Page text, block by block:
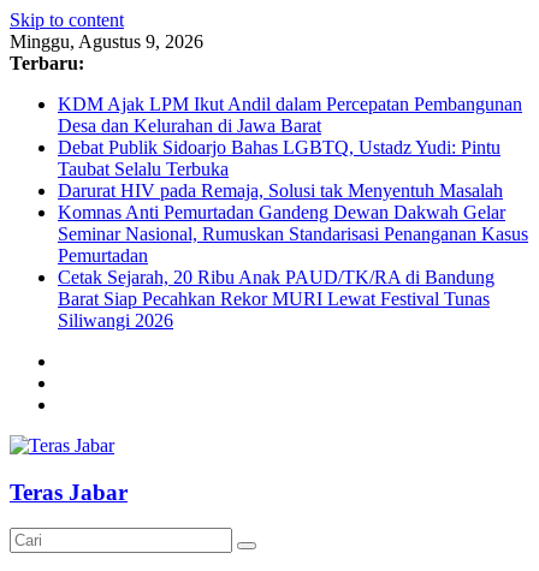
Skip to content
Minggu, Agustus 9, 2026
Terbaru:
KDM Ajak LPM Ikut Andil dalam Percepatan Pembangunan
Desa dan Kelurahan di Jawa Barat
Debat Publik Sidoarjo Bahas LGBTQ, Ustadz Yudi: Pintu
Taubat Selalu Terbuka
Darurat HIV pada Remaja, Solusi tak Menyentuh Masalah
Komnas Anti Pemurtadan Gandeng Dewan Dakwah Gelar
Seminar Nasional, Rumuskan Standarisasi Penanganan Kasus
Pemurtadan
Cetak Sejarah, 20 Ribu Anak PAUD/TK/RA di Bandung
Barat Siap Pecahkan Rekor MURI Lewat Festival Tunas
Siliwangi 2026
Teras Jabar